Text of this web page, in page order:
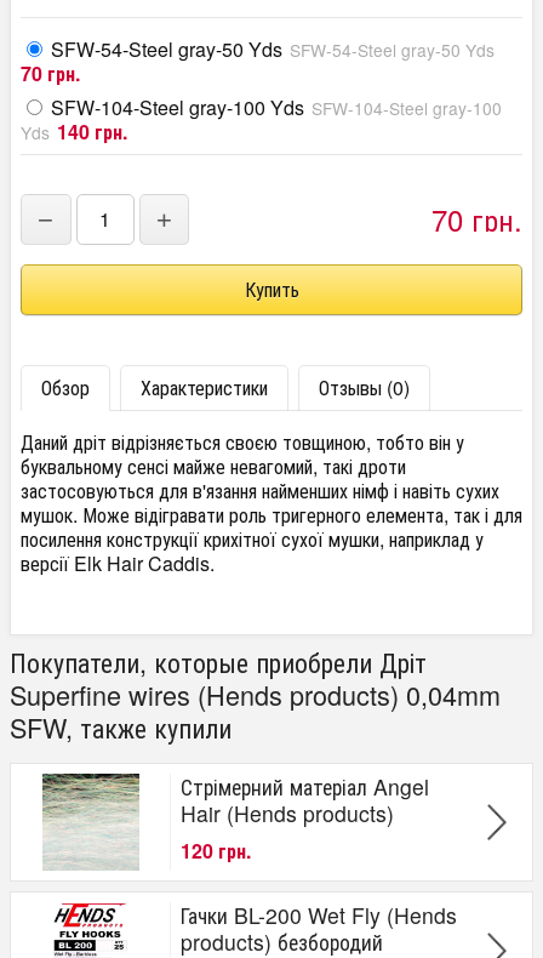
SFW-54-Steel gray-50 Yds SFW-54-Steel gray-50 Yds
70 грн.
SFW-104-Steel gray-100 Yds SFW-104-Steel gray-100
Yds 140 грн.
− + 70 грн.
Обзор Характеристики
Отзывы (0)
Даний дріт відрізняється своєю товщиною, тобто він у
буквальному сенсі майже невагомий, такі дроти
застосовуються для в'язання найменших німф і навіть сухих
мушок. Може відігравати роль тригерного елемента, так і для
посилення конструкції крихітної сухої мушки, наприклад у
версії Elk Hair Caddis.
Покупатели, которые приобрели Дріт
Superfine wires (Hends products) 0,04mm
SFW, также купили
Стрімерний матеріал Angel
Hair (Hends products)
120 грн.
Гачки BL-200 Wet Fly (Hends
products) безбородий